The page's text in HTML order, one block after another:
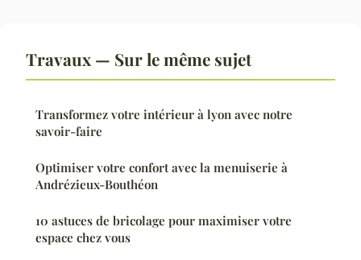
Travaux — Sur le même sujet
Transformez votre intérieur à lyon avec notre
savoir-faire
Optimiser votre confort avec la menuiserie à
Andrézieux-Bouthéon
10 astuces de bricolage pour maximiser votre
espace chez vous